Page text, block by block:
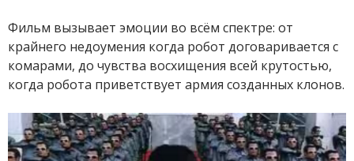
Фильм вызывает эмоции во всём спектре: от
крайнего недоумения когда робот договаривается с
комарами, до чувства восхищения всей крутостью,
когда робота приветствует армия созданных клонов.